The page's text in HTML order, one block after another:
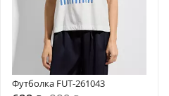
Футболка FUT-261043